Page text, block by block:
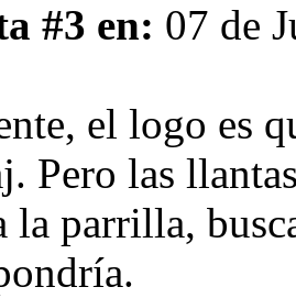
#3 en: 07 de
el logo es
Pero las
la parrilla,